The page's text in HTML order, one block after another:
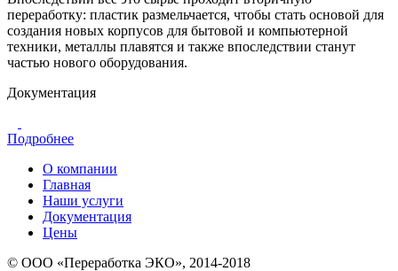
переработку: пластик размельчается, чтобы стать основой для
создания новых корпусов для бытовой и компьютерной
техники, металлы плавятся и также впоследствии станут
частью нового оборудования.
Документация
Подробнее
О компании
Главная
Наши услуги
Документация
Цены
© ООО «Переработка ЭКО», 2014-2018